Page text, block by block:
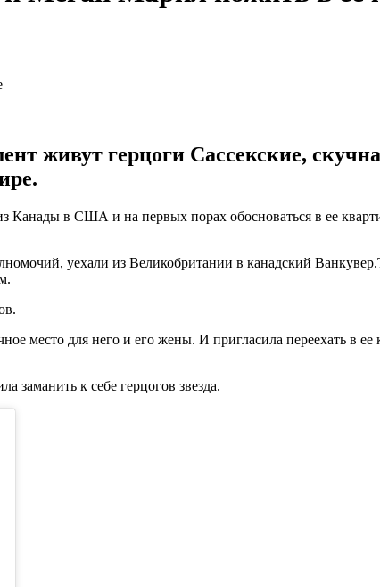
живут герцоги Сассекские,
в США и на первых порах обосноваться в ее
уехали из Великобритании в канадский
место для него и его жены. И пригласила переехать в
к себе герцогов звезда.